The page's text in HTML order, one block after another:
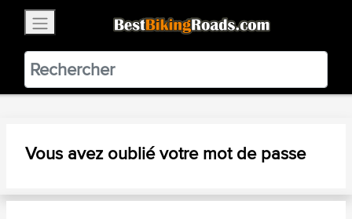
BestBikingRoads
Static Motion3.99 - In Google Play
VIEW
Vous avez oublié votre mot de passe